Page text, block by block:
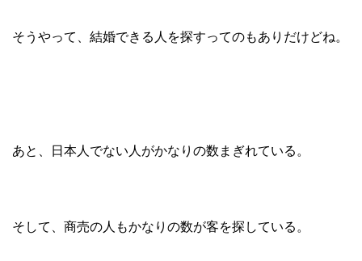
そうやって、結婚できる人を探すってのもありだけどね。
あと、日本人でない人がかなりの数まぎれている。
そして、商売の人もかなりの数が客を探している。